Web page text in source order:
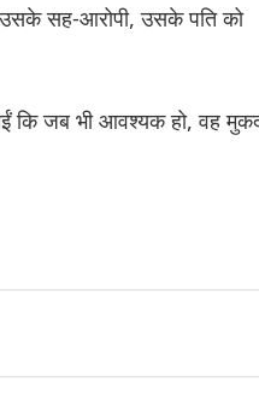
सह-आरोपी, उसके पति को
कि जब भी आवश्यक हो, वह